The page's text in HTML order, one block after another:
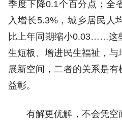
季度下降0.1个百分点；全
入增长5.3%，城乡居民人
比上年同期缩小0.03……这
生短板、增进民生福祉，
展新空间，二者的关系是
益彰。
有解更优解，不会凭空